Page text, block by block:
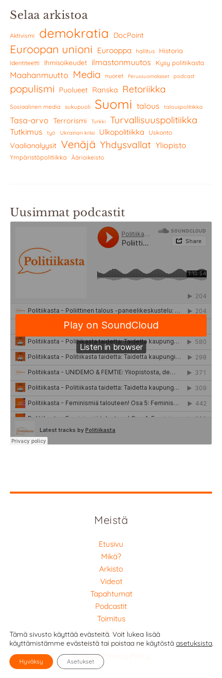
Selaa arkistoa
Aktivismi demokratia DocPoint
Euroopan unioni Eurooppa hallitus Historia
Identiteetti Ihmisoikeudet ilmastonmuutos Kysy politiikasta
Maahanmuutto Media nuoret Perussuomalaiset podcast
populismi Puolueet Ranska Retoriikka
Sosiaalinen media sukupuoli Suomi talous talouspolitiikka
Tasa-arvo Terrorismi Turkki Turvallisuuspolitiikka
Tutkimus työ Ukrainan kriisi Ulkopolitiikka Uskonto
Vaalianalyysit Venäjä Yhdysvallat Yliopisto
Ympäristöpolitiikka Äärioikeisto
Uusimmat podcastit
Meistä
Etusivu
Mikä?
Arkisto
Videot
Tapahtumat
Podcastit
Toimitus
Kirjoittajat
Politiikasta kouluissa
Terms & Privacy Policy
Tämä sivusto käyttää evästeitä. Voit lukea lisää
käyttämistämme evästeistä tai poistaa ne käytöstä asetuksista.
Hyväksy Asetukset